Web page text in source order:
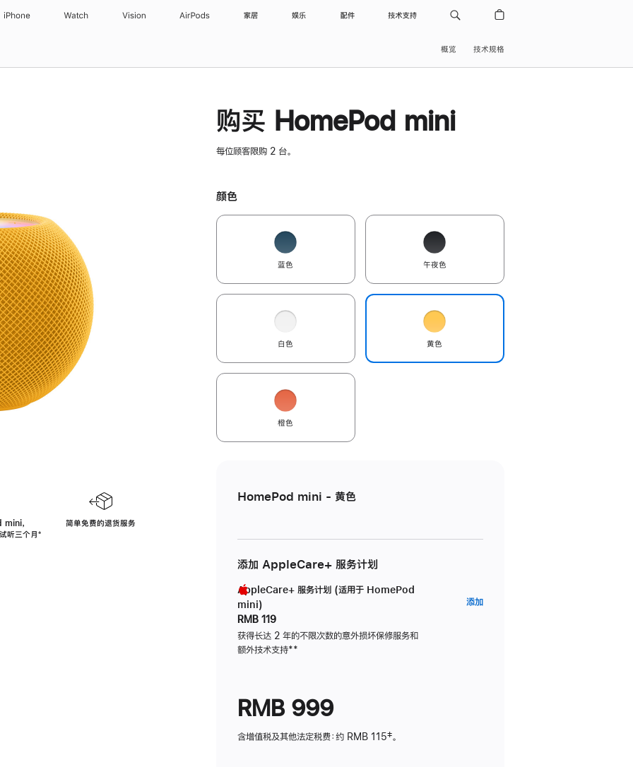
iPhone Watch Vision AirPods 家居 娱乐 配件 技术支持
概览 技术规格
，
听三个月脚
⁺
简单免费的退货服务
购买 HomePod mini
每位顾客限购 2 台。
颜色
蓝色 午夜色
白色 黄色
橙色
HomePod mini - 黄色
添加 AppleCare+ 服务计划
AppleCare+ 服务计划 (适用于 HomePod
mini)
RMB 119
获得长达 2 年的不限次数的意外损坏保修服务和
额外技术支持脚
**
添加AppleCare+
RMB 999
含增值税及其他法定税费：约 RMB 115‡。